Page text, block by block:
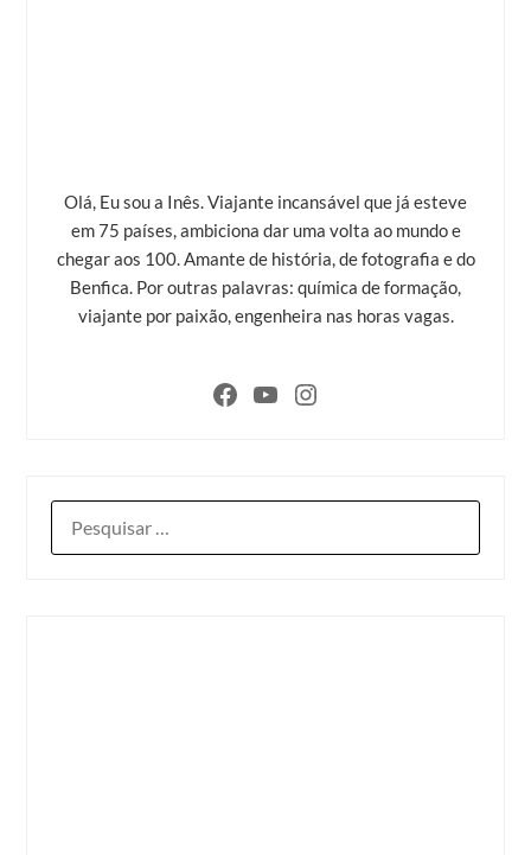
Olá, Eu sou a Inês. Viajante incansável que já esteve
em 75 países, ambiciona dar uma volta ao mundo e
chegar aos 100. Amante de história, de fotografia e do
Benfica. Por outras palavras: química de formação,
viajante por paixão, engenheira nas horas vagas.